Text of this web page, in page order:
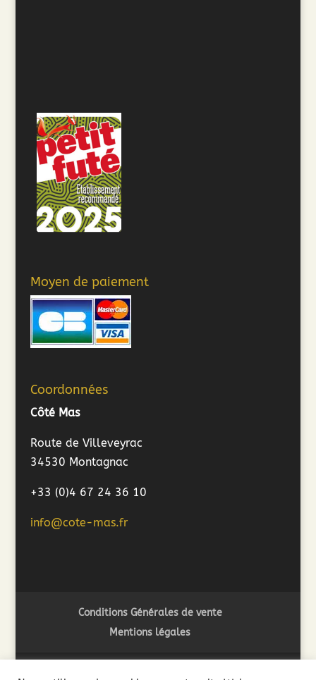
Moyen de paiement
Coordonnées
Côté Mas
Route de Villeveyrac
34530 Montagnac
+33 (0)4 67 24 36 10
info@cote-mas.fr
Conditions Générales de vente
Mentions légales